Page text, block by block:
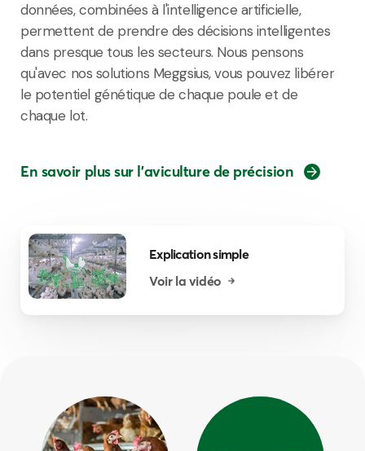
données,combinées à l'intelligence artificielle,
permettent de prendre des décisions intelligentes
dans presque tous les secteurs. Nous pensons
qu'avec nos solutions Meggsius,vous pouvez libérer
le potentiel génétique de chaque pouleet de
chaque lot.
En savoir plus sur l'aviculture de précision
Explication simple
Voir la vidéo